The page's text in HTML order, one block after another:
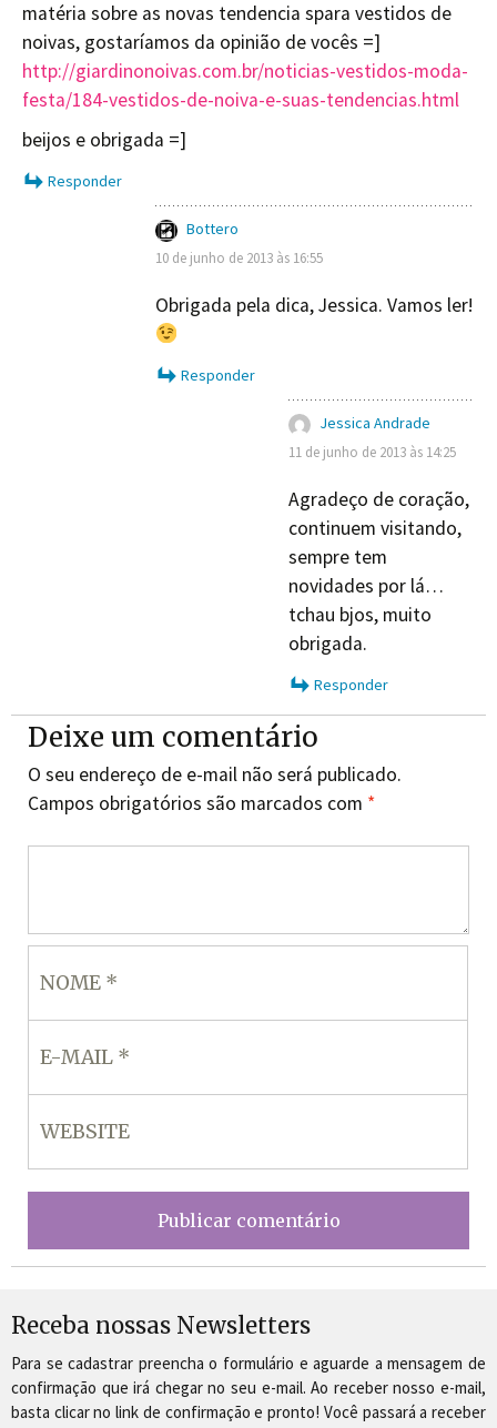
matéria sobre as novas tendencia spara vestidos de
noivas, gostaríamos da opinião de vocês =]
http://giardinonoivas.com.br/noticias-vestidos-moda-
festa/184-vestidos-de-noiva-e-suas-tendencias.html
beijos e obrigada =]
Responder
Bottero
10 de junho de 2013 às 16:55
Obrigada pela dica, Jessica. Vamos ler!
Responder
Jessica Andrade
11 de junho de 2013 às 14:25
Agradeço de coração,
continuem visitando,
sempre tem
novidades por lá…
tchau bjos, muito
obrigada.
Responder
Deixe um comentário
O seu endereço de e-mail não será publicado.
Campos obrigatórios são marcados com *
Receba nossas Newsletters
Para se cadastrar preencha o formulário e aguarde a mensagem de
confirmação que irá chegar no seu e-mail. Ao receber nosso e-mail,
basta clicar no link de confirmação e pronto! Você passará a receber